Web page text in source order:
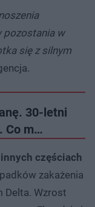
pozostania w
się z silnym
30-letni
Co m…
częściach
zakażenia
Delta. Wzrost